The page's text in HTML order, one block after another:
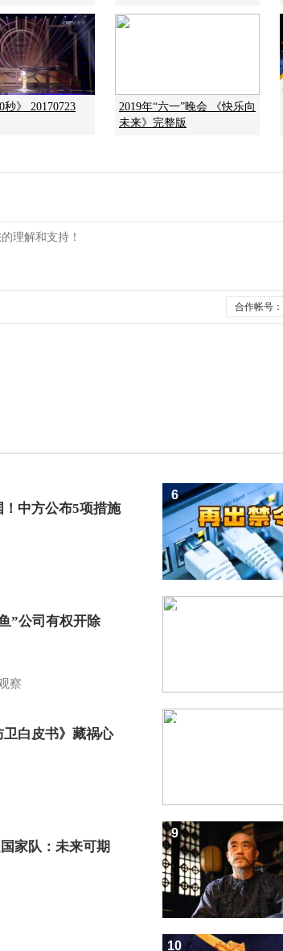
秒》 20170723
2019年“六一”晚会 《快乐向
未来》完整版
！中方公布5项措施
”公司有权开除
察
卫白皮书》藏祸心
家队：未来可期
6
7
8
9
10